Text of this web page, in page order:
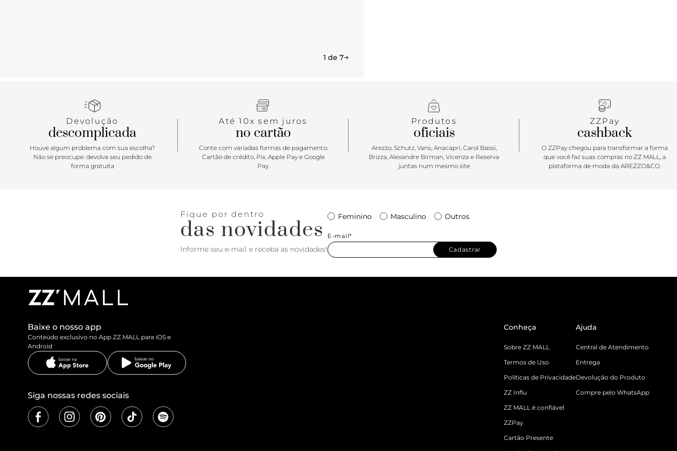
1 de 7
Devolução
descomplicada
Houve algum problema com sua escolha?
Não se preocupe: devolva seu pedido de
forma gratuita
Até 10x sem juros
no cartão
Conte com variadas formas de pagamento:
Cartão de crédito, Pix, Apple Pay e Google
Pay.
Produtos
oficiais
Arezzo, Schutz, Vans, Anacapri, Carol Bassi,
Brizza, Alexandre Birman, Vicenza e Reserva
juntas num mesmo site
ZZPay
cashback
O ZZPay chegou para transformar a forma
que você faz suas compras no ZZ MALL, a
plataforma de moda da AREZZO&CO.
Fique por dentro
das novidades
Informe seu e-mail e receba as novidades!
Feminino Masculino Outros
E-mail*
Cadastrar
Baixe o nosso app
Conteúdo exclusivo no App ZZ MALL para iOS e
Android
Siga nossas redes sociais
Conheça
Sobre ZZ MALL
Termos de Uso
Políticas de Privacidade
ZZ Influ
ZZ MALL é confiável
ZZPay
Cartão Presente
Ajuda
Central de Atendimento
Entrega
Devolução do Produto
Compre pelo WhatsApp